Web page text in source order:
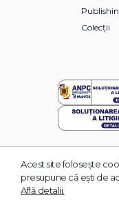
Colecții
© 2026 Grupul
Acest site foloseşte
presupune că eşti de
Află detalii.